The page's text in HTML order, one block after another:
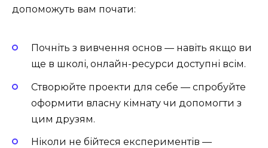
допоможуть вам почати:
Почніть з вивчення основ — навіть якщо ви
ще в школі, онлайн-ресурси доступні всім.
Створюйте проекти для себе — спробуйте
оформити власну кімнату чи допомогти з
цим друзям.
Ніколи не бійтеся експериментів —